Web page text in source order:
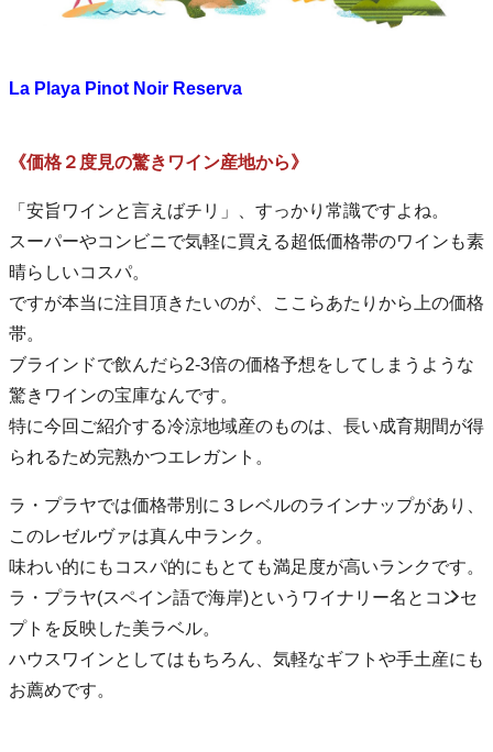
La Playa Pinot Noir Reserva
《価格２度見の驚きワイン産地から》
「安旨ワインと言えばチリ」、すっかり常識ですよね。
スーパーやコンビニで気軽に買える超低価格帯のワインも素
晴らしいコスパ。
ですが本当に注目頂きたいのが、ここらあたりから上の価格
帯。
ブラインドで飲んだら2-3倍の価格予想をしてしまうような
驚きワインの宝庫なんです。
特に今回ご紹介する冷涼地域産のものは、長い成育期間が得
られるため完熟かつエレガント。
ラ・プラヤでは価格帯別に３レベルのラインナップがあり、
このレゼルヴァは真ん中ランク。
味わい的にもコスパ的にもとても満足度が高いランクです。
ラ・プラヤ(スペイン語で海岸)というワイナリー名とコンセ
プトを反映した美ラベル。
ハウスワインとしてはもちろん、気軽なギフトや手土産にも
お薦めです。